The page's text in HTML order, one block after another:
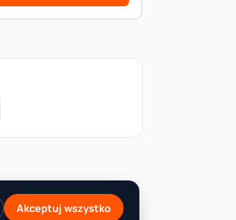
Akceptuj wszystko